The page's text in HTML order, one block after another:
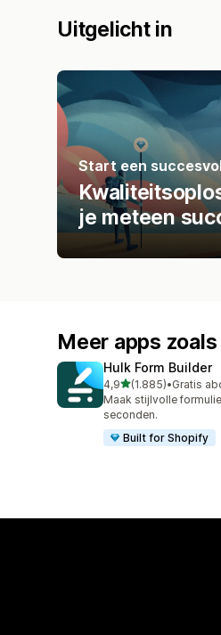
Uitgelicht in
Start een
je meteen
Meer apps
Hulk Form Builder
4,9van 5 sterren
(1.885)
1885 recensies in
•Gratis
Maak stijlvolle
seconden.
Built for Shopify